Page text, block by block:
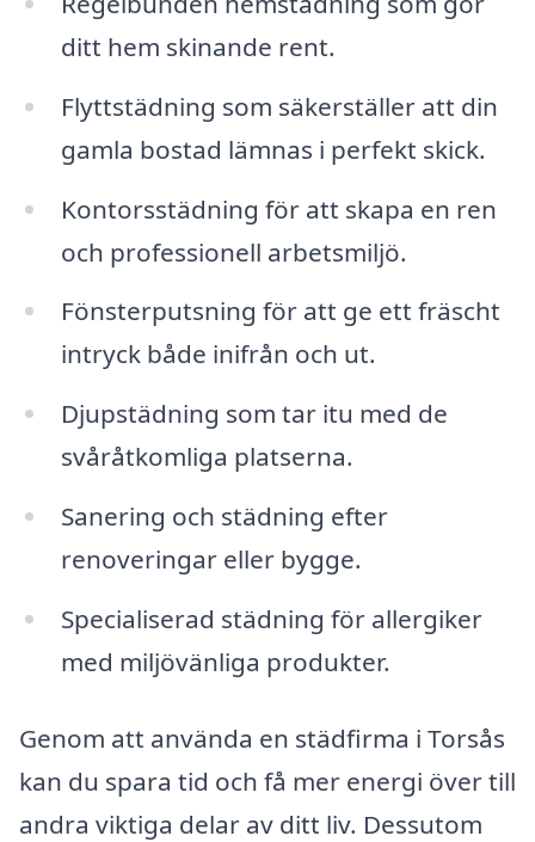
ditt hem skinande rent.
Flyttstädning som säkerställer att din
gamla bostad lämnas i perfekt skick.
Kontorsstädning för att skapa en ren
och professionell arbetsmiljö.
Fönsterputsning för att ge ett fräscht
intryck både inifrån och ut.
Djupstädning som tar itu med de
svåråtkomliga platserna.
Sanering och städning efter
renoveringar eller bygge.
Specialiserad städning för allergiker
med miljövänliga produkter.
Genom att använda en städfirma i Torsås
kan du spara tid och få mer energi över till
andra viktiga delar av ditt liv. Dessutom